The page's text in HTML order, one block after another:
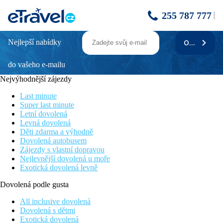
255 787 777
ROMA BEACH
Poloha
Hotel je vzdálen cca 4 km od centra města Colakli, 12 km od
Side, 20 km od Manavgatu a 55 km od mezinárodního letiště
Antalya.
Vybavení
243 pokojů, vstupní hala s recepcí, hlavní restaurace, 3 `a la
carte restaurace (italská, turecká, mexická), několik barů,
televizní místnost, minimarket. V areálu venkovní bazén, vnitřní
bazén, lehátka, slunečníky a osušky zdarma.
Pokoje
Dvoulůžkový pokoj, výhled do krajiny:
(vysoušeč vlasů), centrální klimatizace, TV/sat., telefon, trezor
za poplatek, minibar (doplňován nealkoholickými nápoji),
balkon nebo terasa.
Nejlepší nabídky
do vašeho e-mailu
ODEBÍRAT
Nejvýhodnější zájezdy
Last minute
Super last minute
Letní dovolená
Levná dovolená
Děti zdarma a výhodně
Dovolená autobusem
Zájezdy s vlastní dopravou
Nejlevnější dovolená u moře
Exotická dovolená levně
Dovolená podle gusta
All inclusive dovolená
Dovolená s dětmi
Exotická dovolená